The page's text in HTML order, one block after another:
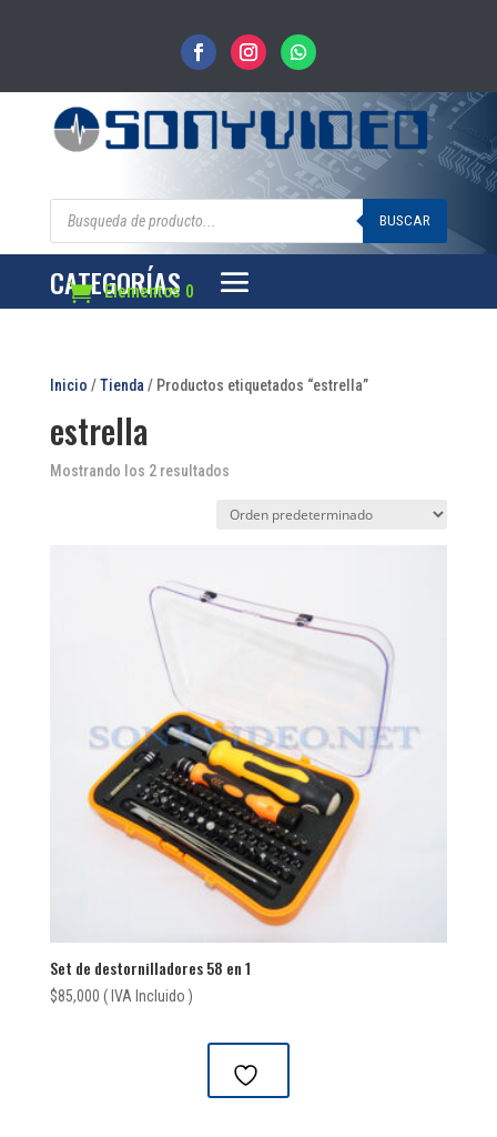
Búsqueda
BUSCAR
Elementos 0
CATEGORÍAS
Inicio /Tienda / Productos etiquetados “estrella”
estrella
Mostrando los 2 resultados
Set de destornilladores 58 en 1
$85,000 ( IVA Incluido )